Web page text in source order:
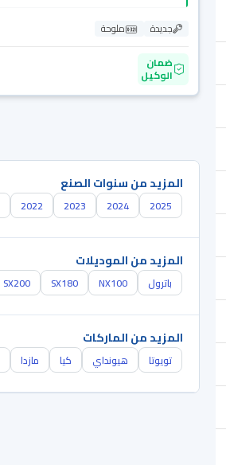
جديدة
ملوحة
ضمان
الوكيل
المزيد من سنوات الصنع
2025
2024
2023
2022
المزيد من الموديلات
باترول NX100
SX180
SX200
المزيد من الماركات
تويوتا هيونداي كيا مازدا